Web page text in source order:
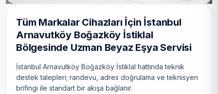
Tüm Markalar Cihazları İçin İstanbul
Arnavutköy Boğazköy İstiklal
Bölgesinde Uzman Beyaz Eşya Servisi
İstanbul Arnavutköy Boğazköy İstiklal hattında teknik
destek talepleri; randevu, adres doğrulama ve teknisyen
brifingi ile standart bir akışa bağlanır.